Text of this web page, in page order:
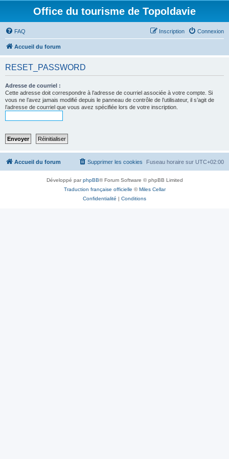
Office du tourisme de Topoldavie
FAQ Connexion
Inscription
Accueil du forum
RESET_PASSWORD
Adresse de courriel :
Cette adresse doit correspondre à l’adresse de courriel associée à votre compte. Si
vous ne l’avez jamais modifié depuis le panneau de contrôle de l’utilisateur, il s’agit de
l’adresse de courriel que vous avez spécifiée lors de votre inscription.
Accueil du forum Fuseau horaire sur UTC+02:00
Supprimer les cookies
Développé parphpBB® Forum Software © phpBB Limited
Traduction française officielle ©Miles Cellar
Confidentialité | Conditions